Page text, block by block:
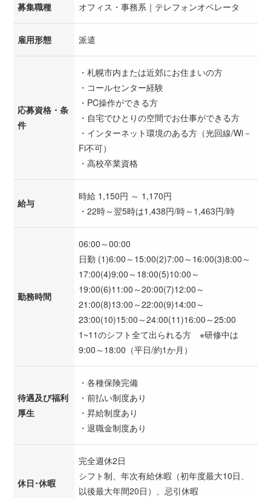
募集職種 オフィス・事務系｜テレフォンオペレータ
雇用形態 派遣
応募資格・条
件
・札幌市内または近郊にお住まいの方
・コールセンター経験
・PC操作ができる方
・自宅でひとりの空間でお仕事ができる方
・インターネット環境のある方（光回線/Wi－
Fi不可）
・高校卒業資格
給与
時給 1,150円 ～ 1,170円
・22時～翌5時は1,438円/時～1,463円/時
勤務時間
06:00～00:00
日勤 (1)6:00～15:00(2)7:00～16:00(3)8:00～
17:00(4)9:00～18:00(5)10:00～
19:00(6)11:00～20:00(7)12:00～
21:00(8)13:00～22:00(9)14:00～
23:00(10)15:00～24:00(11)16:00～25:00
1~11のシフト全て出られる方 ※研修中は
9:00～18:00（平日/約1か月）
待遇及び福利
厚生
・各種保険完備
・前払い制度あり
・昇給制度あり
・退職金制度あり
休日･休暇
完全週休2日
シフト制、年次有給休暇（初年度最大10日、
以後最大年間20日）、忌引休暇